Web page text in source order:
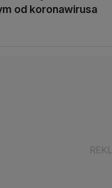
od koronawirusa